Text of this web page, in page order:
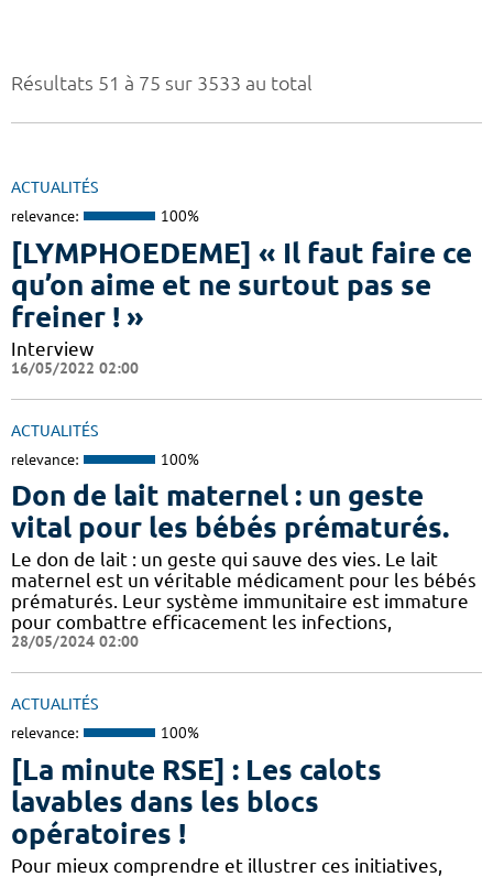
Résultats 51 à 75 sur 3533 au total
ACTUALITÉS
relevance: 100%
[LYMPHOEDEME] « Il faut faire ce
qu’on aime et ne surtout pas se
freiner ! »
Interview
16/05/2022 02:00
ACTUALITÉS
relevance: 100%
Don de lait maternel : un geste
vital pour les bébés prématurés.
Le don de lait : un geste qui sauve des vies. Le lait
maternel est un véritable médicament pour les bébés
prématurés. Leur système immunitaire est immature
pour combattre efficacement les infections,
28/05/2024 02:00
ACTUALITÉS
relevance: 100%
[La minute RSE] : Les calots
lavables dans les blocs
opératoires !
Pour mieux comprendre et illustrer ces initiatives,